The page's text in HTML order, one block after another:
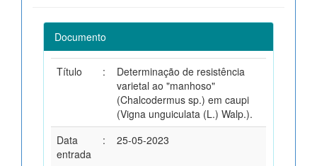
Documento
Título :
Determinação de resistência
varietal ao "manhoso"
(Chalcodermus sp.) em caupi
(Vigna unguiculata (L.) Walp.).
Data
entrada
: 25-05-2023